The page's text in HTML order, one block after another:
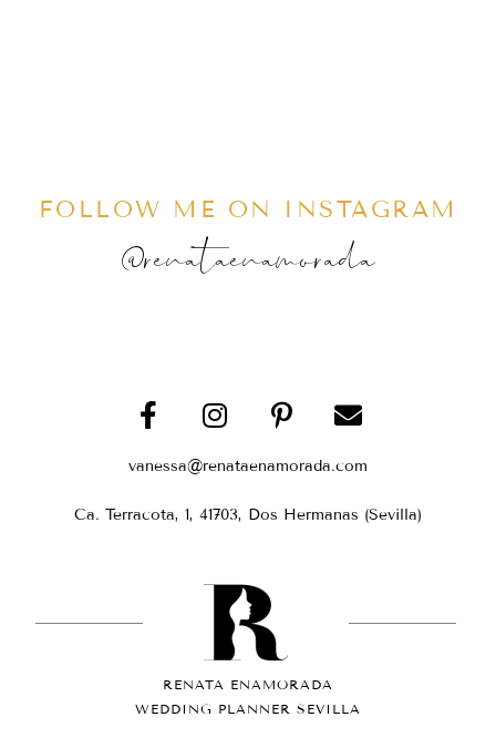
FOLLOW ME ON INSTAGRAM
@renataenamorada
vanessa@renataenamorada.com
Ca. Terracota, 1, 41703, Dos Hermanas (Sevilla)
RENATA ENAMORADA
WEDDING PLANNER SEVILLA